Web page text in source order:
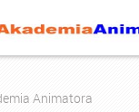
Animatora